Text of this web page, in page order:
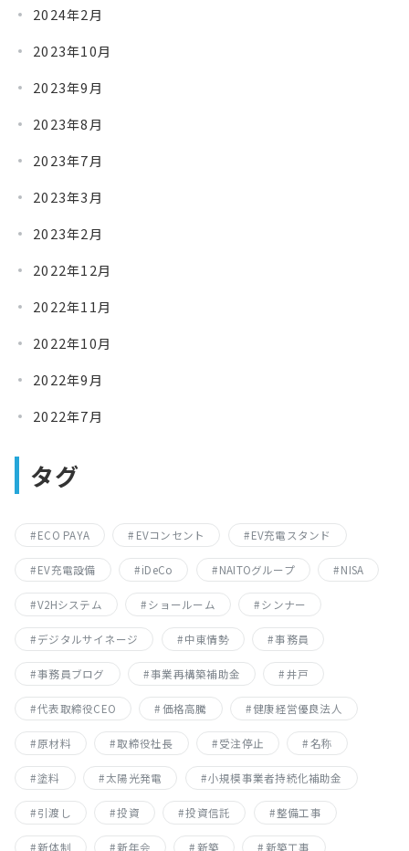
2024年2月
2023年10月
2023年9月
2023年8月
2023年7月
2023年3月
2023年2月
2022年12月
2022年11月
2022年10月
2022年9月
2022年7月
タグ
ECO PAYA EVコンセント EV充電スタンド
EV充電設備 iDeCo NAITOグループ NISA
V2Hシステム ショールーム シンナー
デジタルサイネージ 中東情勢 事務員
事務員ブログ 事業再構築補助金 井戸
代表取締役CEO 価格高騰 健康経営優良法人
原材料 取締役社長 受注停止 名称
塗料 太陽光発電 小規模事業者持続化補助金
引渡し 投資 投資信託 整備工事
新体制 新年会 新築 新築工事